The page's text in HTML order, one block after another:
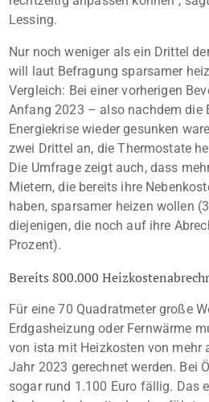
Lessing.
Nur noch weniger als ein Drittel
will laut Befragung sparsamer
Vergleich: Bei einer vorherigen
Anfang 2023 – also nachdem die
Energiekrise wieder gesunken
zwei Drittel an, die Thermostate
Die Umfrage zeigt auch, dass
Mietern, die bereits ihre
haben, sparsamer heizen wollen
diejenigen, die noch auf ihre
Prozent).
Bereits 800.000
Für eine 70 Quadratmeter große
Erdgasheizung oder Fernwärme
von ista mit Heizkosten von mehr
Jahr 2023 gerechnet werden. Bei
sogar rund 1.100 Euro fällig. Das